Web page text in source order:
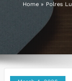
Home » Polres